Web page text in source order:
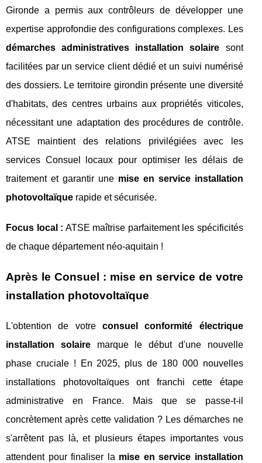
Gironde a permis aux contrôleurs de développer une
expertise approfondie des configurations complexes. Les
démarches administratives installation solaire sont
facilitées par un service client dédié et un suivi numérisé
des dossiers. Le territoire girondin présente une diversité
d'habitats, des centres urbains aux propriétés viticoles,
nécessitant une adaptation des procédures de contrôle.
ATSE maintient des relations privilégiées avec les
services Consuel locaux pour optimiser les délais de
traitement et garantir une mise en service installation
photovoltaïque rapide et sécurisée.
Focus local : ATSE maîtrise parfaitement les spécificités
de chaque département néo-aquitain !
Après le Consuel : mise en service de votre
installation photovoltaïque
L'obtention de votre consuel conformité électrique
installation solairemarque le début d'une nouvelle
phase cruciale ! En 2025, plus de 180 000 nouvelles
installations photovoltaïques ont franchi cette étape
administrative en France. Mais que se passe-t-il
concrètement après cette validation ? Les démarches ne
s'arrêtent pas là, et plusieurs étapes importantes vous
attendent pour finaliser la mise en service installation